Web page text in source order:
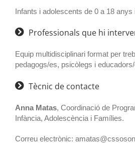
Infants i adolescents de 0 a 18
Professionals que hi
Equip multidisciplinari format per
pedagogs/es, psicòlegs i
Tècnic de contacte
Anna Matas, Coordinació de
Infància, Adolescència i Famílies.
Correu electrònic: